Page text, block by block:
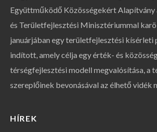
Együttműködő Közösségekért Alapítvány
és Területfejlesztési Minisztériummal
januárjában egy területfejlesztési kísérleti
indított, amely célja egy érték- és
térségfejlesztési modell megvalósítása, a
szereplőinek bevonásával az élhető vidék
HÍREK